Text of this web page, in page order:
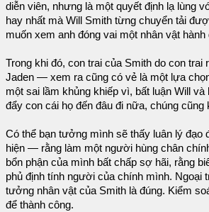
diễn viên, nhưng là một quyết định lạ lùng
hay nhất mà Will Smith từng chuyển tải
muốn xem anh đóng vai một nhân vật
Trong khi đó, con trai của Smith do con trai
Jaden — xem ra cũng có vẻ là một lựa
một sai lầm khủng khiếp vì, bất luận Will
đẩy con cái họ đến đâu đi nữa, chúng cũng
Có thể bạn tưởng mình sẽ thấy luân lý đạo
hiện — rằng làm một người hùng chân
bổn phận của mình bất chấp sợ hãi, rằng
phủ định tính người của chính mình. Ngoại
tưởng nhân vật của Smith là đúng. Kiểm
để thành công.